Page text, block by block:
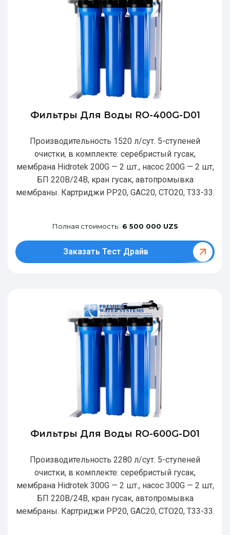
Фильтры Для Воды RO-400G-D01
Производительность 1520 л/сут. 5-ступеней
очистки, в комплекте: серебристый гусак,
мембрана Hidrotek 200G — 2 шт., насос 200G — 2 шт,
БП 220В/24В, кран гусак, автопромывка
мембраны. Картриджи РР20, GAC20, CTO20, T33-33.
Полная стоимость: 6 500 000 UZS
Заказать Тест Драйв
Фильтры Для Воды RO-600G-D01
Производительность 2280 л/сут. 5-ступеней
очистки, в комплекте: серебристый гусак,
мембрана Hidrotek 300G — 2 шт., насос 300G — 2 шт,
БП 220В/24В, кран гусак, автопромывка
мембраны. Картриджи РР20, GAC20, CTO20, T33-33.